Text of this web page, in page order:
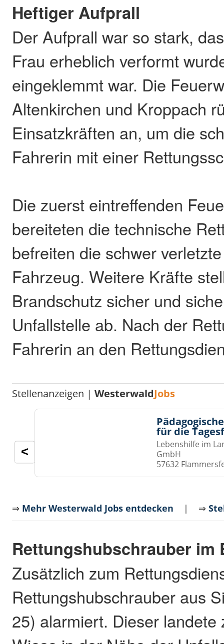
Heftiger Aufprall
Der Aufprall war so stark,
Frau erheblich verformt
eingeklemmt war. Die
Altenkirchen und Kroppach
Einsatzkräften an, um die
Fahrerin mit einer
Die zuerst eintreffenden
bereiteten die technische
befreiten die schwer
Fahrzeug. Weitere Kräfte
Brandschutz sicher und
Unfallstelle ab. Nach der
Fahrerin an den
Stellenanzeigen |WesterwaldJobs
für die
Lebenshilfe im
GmbH
57632
<
⇒ Mehr Westerwald Jobs entdecken | ⇒
Rettungshubschrauber im
Zusätzlich zum
Rettungshubschrauber aus
25) alarmiert. Dieser